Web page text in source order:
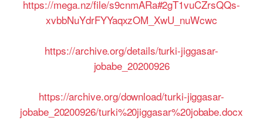
https://mega.nz/file/s9cnmARa#2gT1vuCZrsQQs-
xvbbNuYdrFYYaqxzOM_XwU_nuWcwc
https://archive.org/details/turki-jiggasar-
jobabe_20200926
https://archive.org/download/turki-jiggasar-
jobabe_20200926/turki%20jiggasar%20jobabe.docx